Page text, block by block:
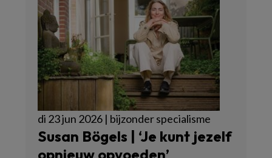
di 23 jun 2026 | bijzonder specialisme
Susan Bögels | ‘Je kunt jezelf
opnieuw opvoeden’